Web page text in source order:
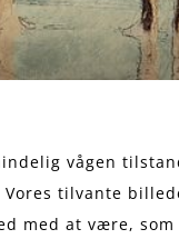
vågen
tilvante
med at være,